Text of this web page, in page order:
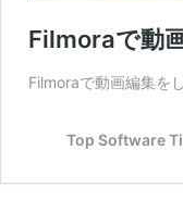
Filmoraで動
Filmoraで動画編集を
Top Software